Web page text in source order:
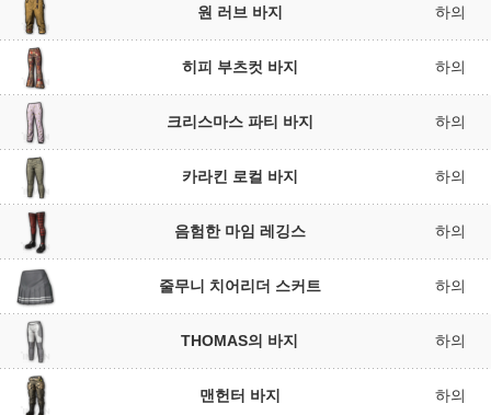
원 러브 바지 하의
히피 부츠컷 바지 하의
크리스마스 파티 바지 하의
카라킨 로컬 바지 하의
음험한 마임 레깅스 하의
줄무니 치어리더 스커트 하의
THOMAS의 바지 하의
맨헌터 바지 하의